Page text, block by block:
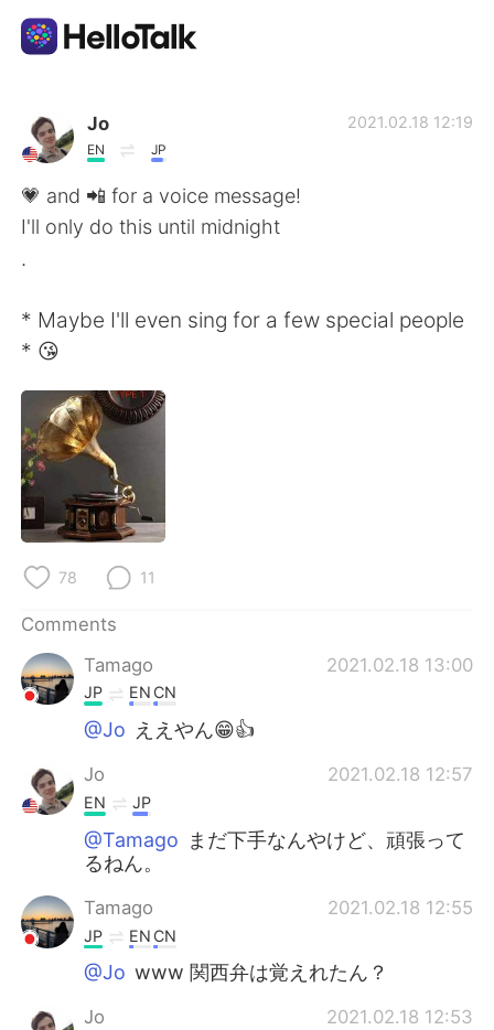
AI Grammar Checker
English
简体中文 繁體中文
Español
Français
日本語
Türkçe
Português
Jo
EN JP
2021.02.18 12:19
💗 and 📲 for a voice message!
I'll only do this until midnight
.
* Maybe I'll even sing for a few special people
* 😘
78 11
Comments
Tamago
2021.02.18 13:00
JP EN CN
@Jo ええやん😁👍
Jo 2021.02.18 12:57
EN JP
@Tamago
まだ下手なんやけど、頑張って
るねん。
Tamago 2021.02.18 12:55
JP EN CN
@Jo www 関西弁は覚えれたん？
Jo 2021.02.18 12:53